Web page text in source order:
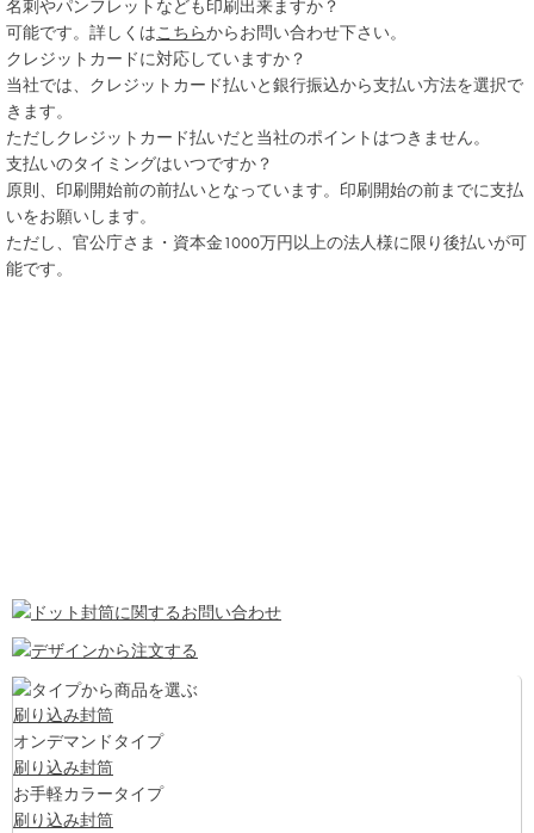
名刺やパンフレットなども印刷出来ますか？
可能です。詳しくはこちらからお問い合わせ下さい。
クレジットカードに対応していますか？
当社では、クレジットカード払いと銀行振込から支払い方法を選択で
きます。
ただしクレジットカード払いだと当社のポイントはつきません。
支払いのタイミングはいつですか？
原則、印刷開始前の前払いとなっています。印刷開始の前までに支払
いをお願いします。
ただし、官公庁さま・資本金1000万円以上の法人様に限り後払いが可
能です。
刷り込み封筒
オンデマンドタイプ
刷り込み封筒
お手軽カラータイプ
刷り込み封筒